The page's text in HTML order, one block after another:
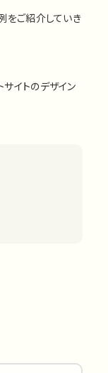
をご紹介していき
イトのデザイン